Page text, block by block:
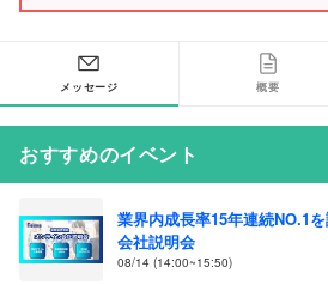
メッセージ 概要
おすすめのイベント
業界内成長率15年連続NO.1
会社説明会
08/14 (14:00~15:50)